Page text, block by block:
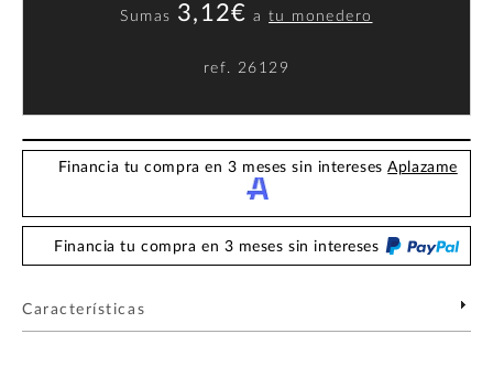
Sumas 3,12€ atu monedero
ref. 26129
Financia tu compra en 3 meses sin interesesAplazame
Financia tu compra en 3 meses sin intereses
Características